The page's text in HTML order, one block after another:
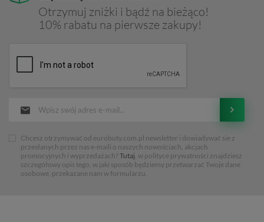
Otrzymuj zniżki i bądź na bieżąco!
10% rabatu na pierwsze zakupy!
Chcesz otrzymywać od eurobuty.com.pl newsletter i dowiadywać sie z
przesłanych przez nas e-maili o naszych nowościach, akcjach
promocyjnych i wyprzedażach? Tutaj, w polityce prywatności znajdziesz
szczegółowy opis tego, w jaki sposób będziemy przetwarzać Twoje dane
osobowe, przekazane nam w formularzu.